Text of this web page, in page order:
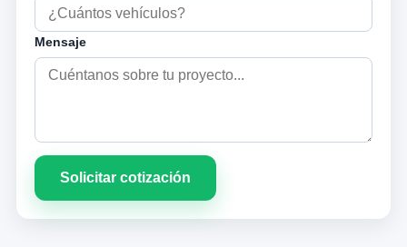
Mensaje
Solicitar cotización